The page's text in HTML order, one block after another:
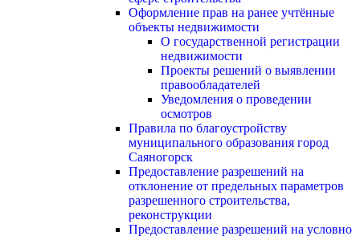
Оформление прав на ранее учтённые
объекты недвижимости
О государственной регистрации
недвижимости
Проекты решений о выявлении
правообладателей
Уведомления о проведении
осмотров
Правила по благоустройству
муниципального образования город
Саяногорск
Предоставление разрешений на
отклонение от предельных параметров
разрешенного строительства,
реконструкции
Предоставление разрешений на условно